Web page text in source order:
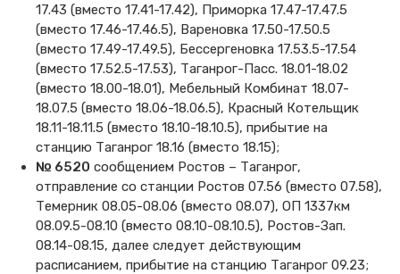
17.43 (вместо 17.41-17.42), Приморка 17.47-17.47.5
(вместо 17.46-17.46.5), Вареновка 17.50-17.50.5
(вместо 17.49-17.49.5), Бессергеновка 17.53.5-17.54
(вместо 17.52.5-17.53), Таганрог-Пасс. 18.01-18.02
(вместо 18.00-18.01), Мебельный Комбинат 18.07-
18.07.5 (вместо 18.06-18.06.5), Красный Котельщик
18.11-18.11.5 (вместо 18.10-18.10.5), прибытие на
станцию Таганрог 18.16 (вместо 18.15);
№ 6520 сообщением Ростов – Таганрог,
отправление со станции Ростов 07.56 (вместо 07.58),
Темерник 08.05-08.06 (вместо 08.07), ОП 1337км
08.09.5-08.10 (вместо 08.10-08.10.5), Ростов-Зап.
08.14-08.15, далее следует действующим
расписанием, прибытие на станцию Таганрог 09.23;